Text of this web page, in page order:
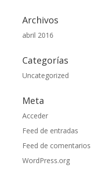
Archivos
abril 2016
Categorías
Uncategorized
Meta
Acceder
Feed de entradas
Feed de comentarios
WordPress.org